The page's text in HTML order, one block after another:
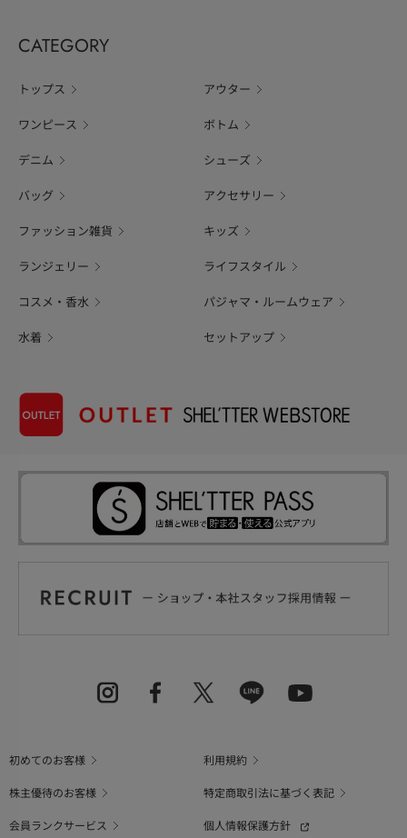
CATEGORY
トップス アウター
ワンピース ボトム
デニム シューズ
バッグ アクセサリー
ファッション雑貨 キッズ
ランジェリー ライフスタイル
コスメ・香水 パジャマ・ルームウェア
水着 セットアップ
初めてのお客様
利用規約
株主優待のお客様
特定商取引法に基づく表記
会員ランクサービス
個人情報保護方針